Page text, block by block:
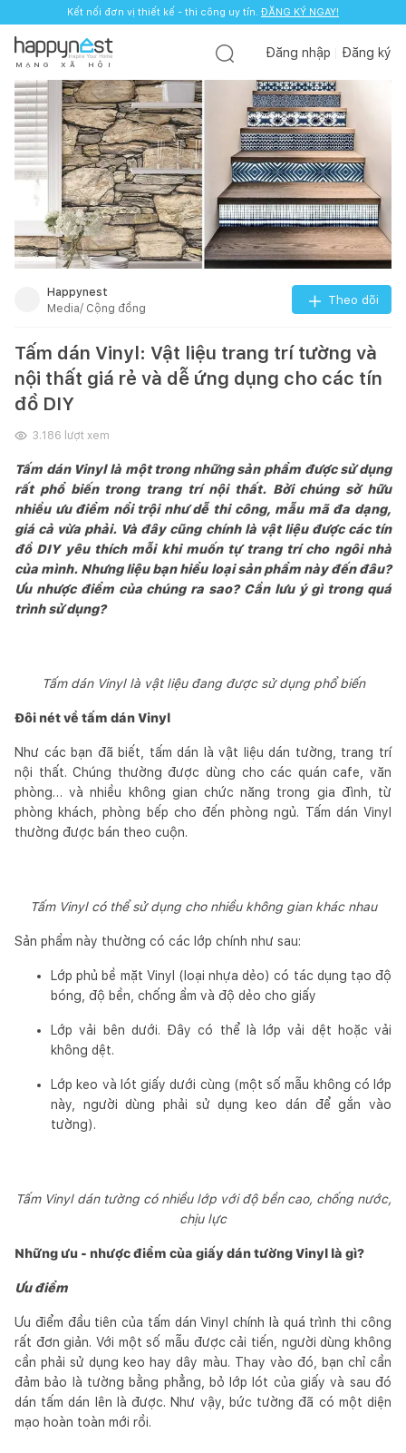
Kết nối đơn vị thiết kế - thi công uy tín. ĐĂNG KÝ NGAY!
M Ạ N G X Ã H Ộ I
Đăng nhập Đăng ký
Happynest
Media/ Cộng đồng
Theo dõi
Tấm dán Vinyl: Vật liệu trang trí tường và
nội thất giá rẻ và dễ ứng dụng cho các tín
đồ DIY
3.186 lượt xem
Tấm dán Vinyl là một trong những sản phẩm được sử dụng
rất phổ biến trong trang trí nội thất. Bởi chúng sở hữu
nhiều ưu điểm nổi trội như dễ thi công, mẫu mã đa dạng,
giá cả vừa phải. Và đây cũng chính là vật liệu được các tín
đồ DIY yêu thích mỗi khi muốn tự trang trí cho ngôi nhà
của mình. Nhưng liệu bạn hiểu loại sản phẩm này đến đâu?
Ưu nhược điểm của chúng ra sao? Cần lưu ý gì trong quá
trình sử dụng?
Tấm dán Vinyl là vật liệu đang được sử dụng phổ biến
Đôi nét về tấm dán Vinyl
Như các bạn đã biết, tấm dán là vật liệu dán tường, trang trí
nội thất. Chúng thường được dùng cho các quán cafe, văn
phòng… và nhiều không gian chức năng trong gia đình, từ
phòng khách, phòng bếp cho đến phòng ngủ. Tấm dán Vinyl
thường được bán theo cuộn.
Tấm Vinyl có thể sử dụng cho nhiều không gian khác nhau
Sản phẩm này thường có các lớp chính như sau:
Lớp phủ bề mặt Vinyl (loại nhựa dẻo) có tác dụng tạo độ
bóng, độ bền, chống ẩm và độ dẻo cho giấy
Lớp vải bên dưới. Đây có thể là lớp vải dệt hoặc vải
không dệt.
Lớp keo và lót giấy dưới cùng (một số mẫu không có lớp
này, người dùng phải sử dụng keo dán để gắn vào
tường).
Tấm Vinyl dán tường có nhiều lớp với độ bền cao, chống nước,
chịu lực
Những ưu - nhược điểm của giấy dán tường Vinyl là gì?
Ưu điểm
Ưu điểm đầu tiên của tấm dán Vinyl chính là quá trình thi công
rất đơn giản. Với một số mẫu được cải tiến, người dùng không
cần phải sử dụng keo hay dây màu. Thay vào đó, bạn chỉ cần
đảm bảo là tường bằng phẳng, bỏ lớp lót của giấy và sau đó
dán tấm dán lên là được. Như vậy, bức tường đã có một diện
mạo hoàn toàn mới rồi.